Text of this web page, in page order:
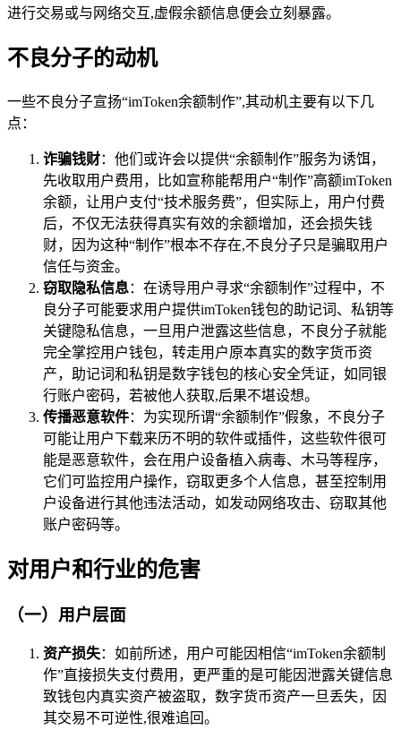
进行交易或与网络交互,虚假余额信息便会立刻暴露。
不良分子的动机
一些不良分子宣扬“imToken余额制作”,其动机主要有以下几
点：
诈骗钱财：他们或许会以提供“余额制作”服务为诱饵，
先收取用户费用，比如宣称能帮用户“制作”高额imToken
余额，让用户支付“技术服务费”，但实际上，用户付费
后，不仅无法获得真实有效的余额增加，还会损失钱
财，因为这种“制作”根本不存在,不良分子只是骗取用户
信任与资金。
窃取隐私信息：在诱导用户寻求“余额制作”过程中，不
良分子可能要求用户提供imToken钱包的助记词、私钥等
关键隐私信息，一旦用户泄露这些信息，不良分子就能
完全掌控用户钱包，转走用户原本真实的数字货币资
产，助记词和私钥是数字钱包的核心安全凭证，如同银
行账户密码，若被他人获取,后果不堪设想。
传播恶意软件：为实现所谓“余额制作”假象，不良分子
可能让用户下载来历不明的软件或插件，这些软件很可
能是恶意软件，会在用户设备植入病毒、木马等程序，
它们可监控用户操作，窃取更多个人信息，甚至控制用
户设备进行其他违法活动，如发动网络攻击、窃取其他
账户密码等。
对用户和行业的危害
（一）用户层面
资产损失：如前所述，用户可能因相信“imToken余额制
作”直接损失支付费用，更严重的是可能因泄露关键信息
致钱包内真实资产被盗取，数字货币资产一旦丢失，因
其交易不可逆性,很难追回。